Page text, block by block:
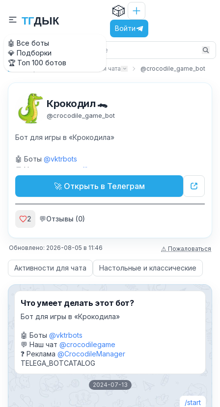
🤖 Все боты
💎 Подборки
🏆 Топ 100 ботов
ТГДЫК
🎲
Войти
Главная Активности для чата @crocodile_game_bot
Крокодил 🐊
@crocodile_game_bot
Бот для игры в «Крокодила»
🤖 Боты @vktrbots
💬 Наш чат
@crocodilegame
❓ Реклама
🚀 Открыть в Телеграм
2 💬Отзывы (0)
Обновлено: 2026-08-05 в 11:46 ⚠ Пожаловаться
Активности для чата Настольные и классические
Что умеет делать этот бот?
Бот для игры в «Крокодила»
🤖 Боты @vktrbots
💬 Наш чат @crocodilegame
❓ Реклама @CrocodileManager
TELEGA_BOTCATALOG
2024-07-13
start